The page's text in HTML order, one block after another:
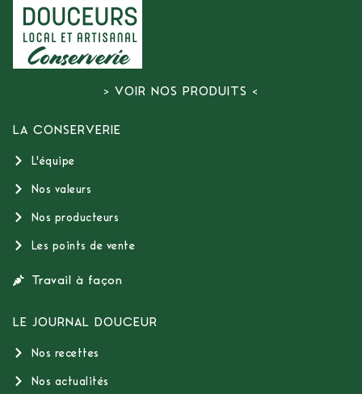
> VOIR NOS PRODUITS <
LA CONSERVERIE
L'équipe
Nos valeurs
Nos producteurs
Les points de vente
Travail à façon
LE JOURNAL DOUCEUR
Nos recettes
Nos actualités